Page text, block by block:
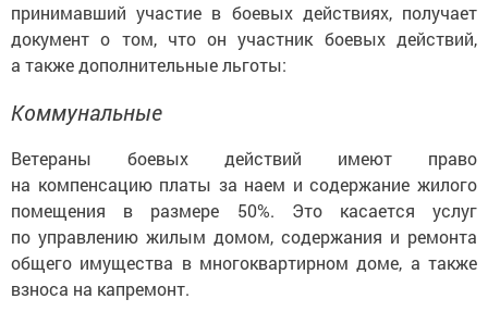
принимавший участие в боевых действиях, получает
документ о том, что он участник боевых действий,
а также дополнительные льготы:
Коммунальные
Ветераны боевых действий имеют право
на компенсацию платы за наем и содержание жилого
помещения в размере 50%. Это касается услуг
по управлению жилым домом, содержания и ремонта
общего имущества в многоквартирном доме, а также
взноса на капремонт.